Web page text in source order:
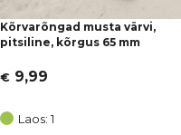
Kõrvarõngad musta värvi,
pitsiline, kõrgus 65 mm
€ 9,99
Laos: 1